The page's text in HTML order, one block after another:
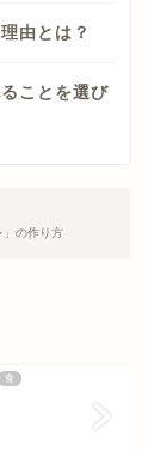
由とは？
ことを選び
」の作り方
食